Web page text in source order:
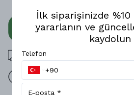
3000 TL üzeri ücretsiz kargo
14 gün içinde iade değişim
İlk siparişinizde
yararlanın ve
kaydolun
Telefon